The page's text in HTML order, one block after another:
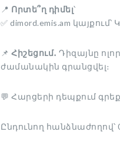
📍 Որտե՞ղ դիմել՝
✅ dimord.emis.am
📌 Հիշեցում․ Դիզայնը
ժամանակին գրանցվել։
💬 Հարցերի դեպքում
Ընդունող հանձնաժողով՝